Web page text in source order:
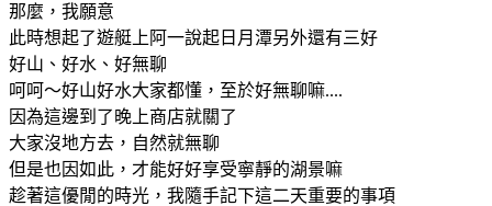
那麼，我願意
此時想起了遊艇上阿一說起日月潭另外還有三好
好山、好水、好無聊
呵呵～好山好水大家都懂，至於好無聊嘛....
因為這邊到了晚上商店就關了
大家沒地方去，自然就無聊
但是也因如此，才能好好享受寧靜的湖景嘛
趁著這優閒的時光，我隨手記下這二天重要的事項